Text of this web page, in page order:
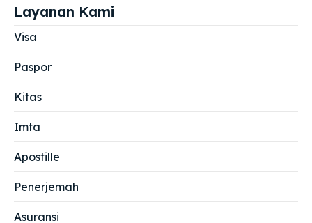
Layanan Kami
Visa
Paspor
Kitas
Imta
Apostille
Penerjemah
Asuransi